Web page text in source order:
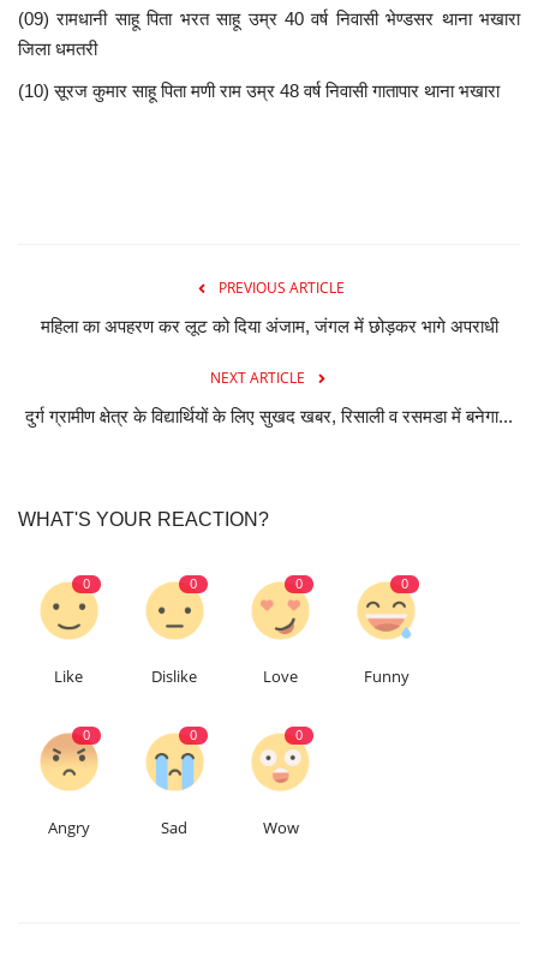
(09) रामधानी साहू पिता भरत साहू उम्र 40 वर्ष निवासी भेण्डसर थाना भखारा
जिला धमतरी
(10) सूरज कुमार साहू पिता मणी राम उम्र 48 वर्ष निवासी गातापार थाना भखारा
PREVIOUS ARTICLE
महिला का अपहरण कर लूट को दिया अंजाम, जंगल में छोड़कर भागे अपराधी
NEXT ARTICLE
दुर्ग ग्रामीण क्षेत्र के विद्यार्थियों के लिए सुखद खबर, रिसाली व रसमडा में बनेगा...
WHAT'S YOUR REACTION?
0
Like
0
Dislike
0
Love
0
Funny
0
Angry
0
Sad
0
Wow